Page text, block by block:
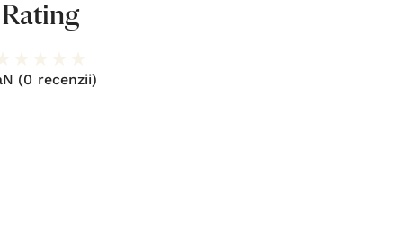
Rating
(0 recenzii)